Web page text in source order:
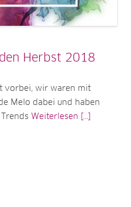
Herbst 2018
vorbei, wir waren mit
Melo dabei und haben
Weiterlesen [...]